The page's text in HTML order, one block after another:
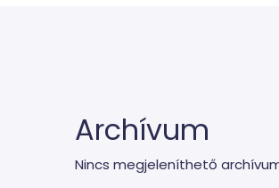
Archívum
Nincs megjeleníthető